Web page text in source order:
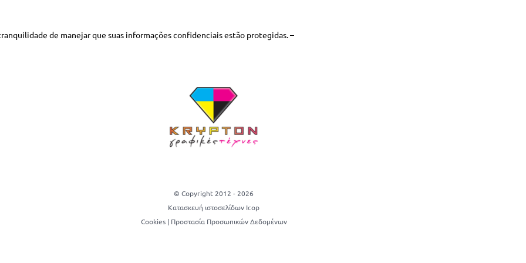
de manejar que suas informações confidenciais estão protegidas. –
© Copyright 2012 - 2026
Κατασκευή ιστοσελίδων Icop
Cookies| Προστασία Προσωπικών Δεδομένων